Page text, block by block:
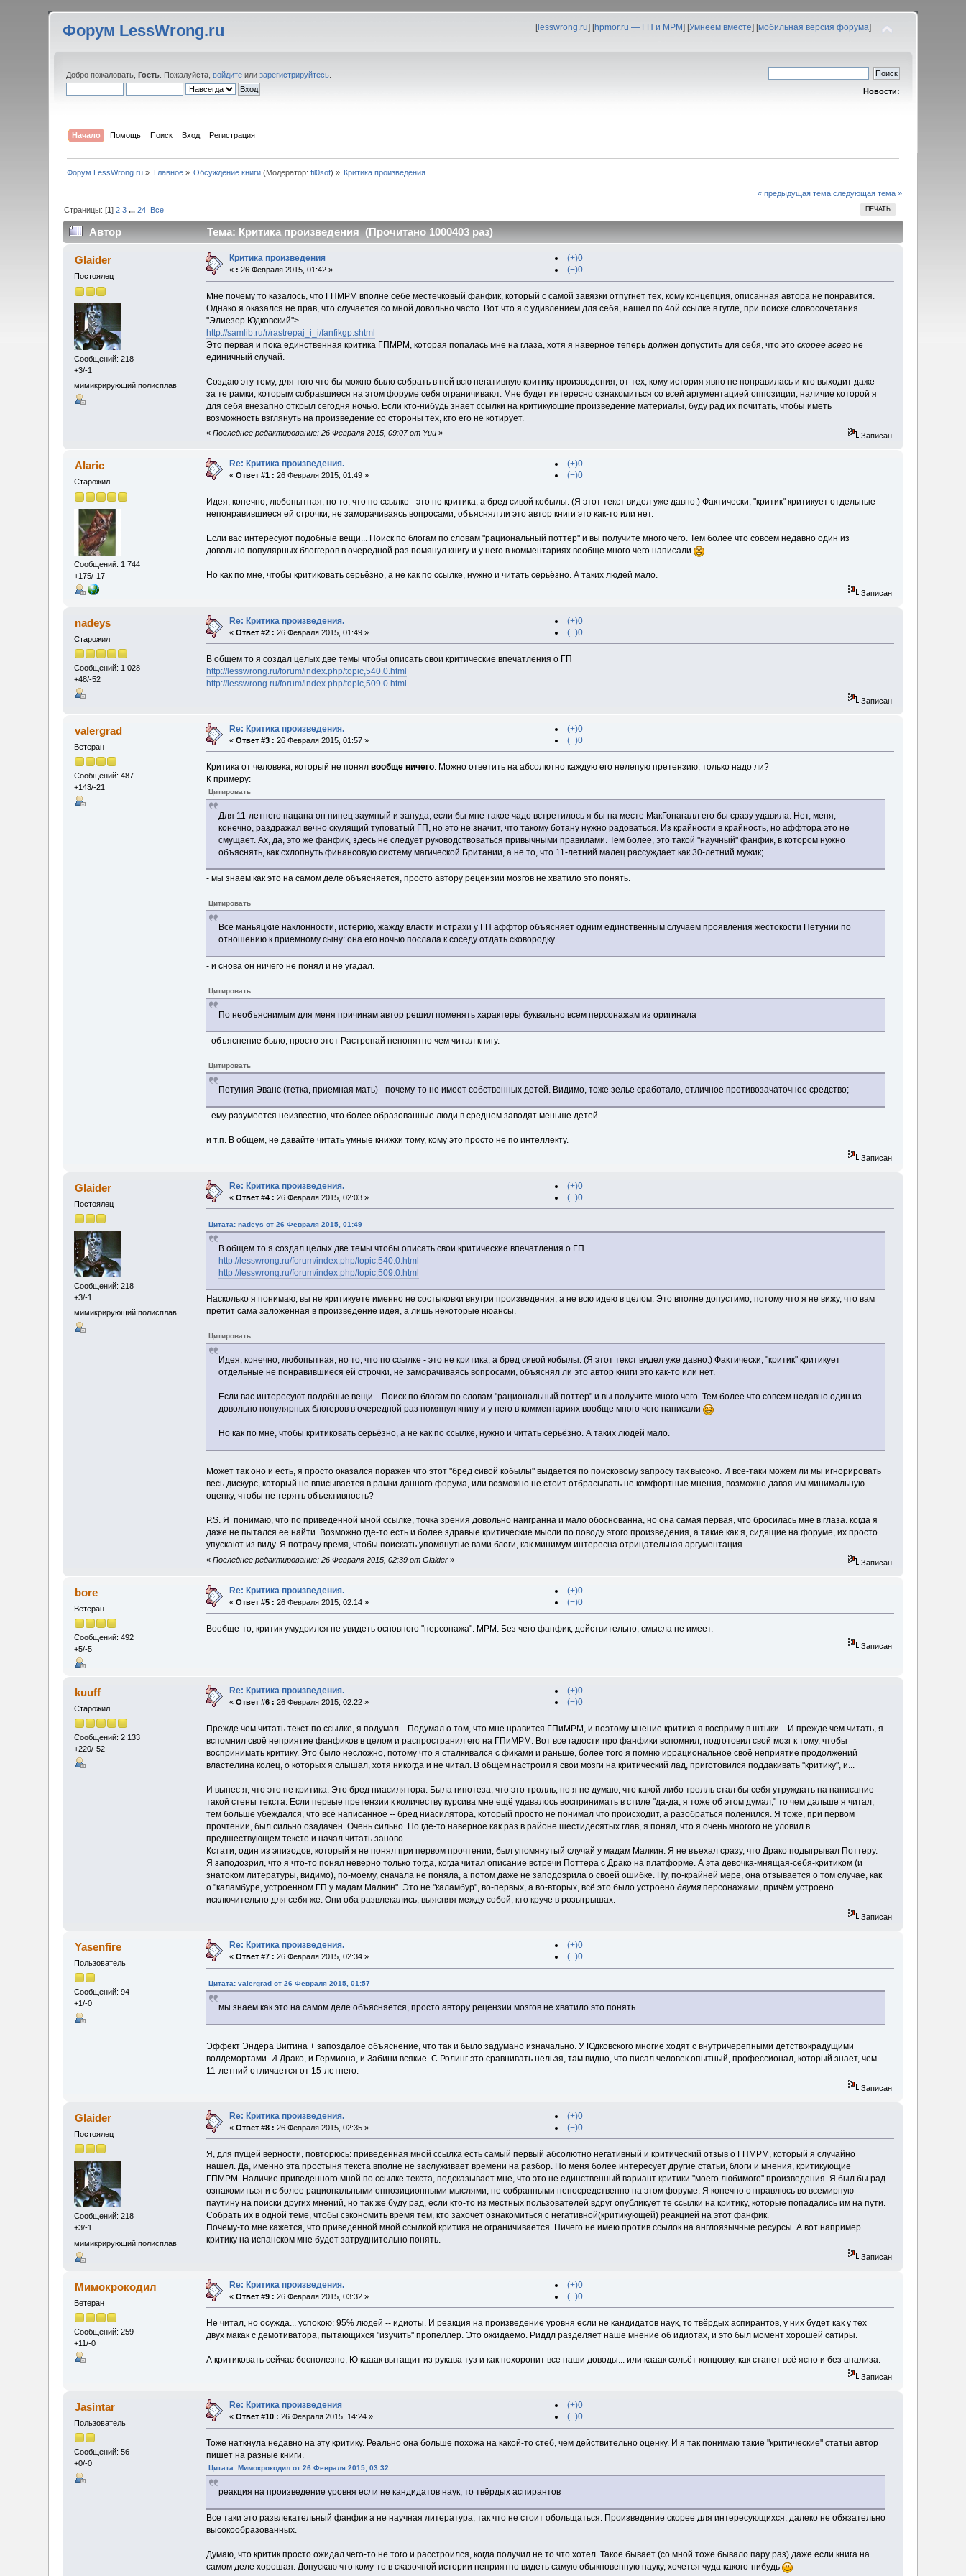
Форум LessWrong.ru [lesswrong.ru] [hpmor.ru — ГП и МРМ] [Умнеем вместе] [мобильная версия форума]
Добро пожаловать,Гость . Пожалуйста,войдите илизарегистрируйтесь
Новости:
Начало Помощь Поиск Вход Регистрация
Форум LessWrong.ru » Главное» Обсуждение книги (Модератор:fil0sof) » Критика произведения
« предыдущая тема следующая тема »
ПЕЧАТЬ
Страницы: [1]2 3 ...24 Все
Автор Тема: Критика произведения (Прочитано 1000403 раз)
Glaider
Постоялец
Сообщений: 218
+3/-1
мимикрирующий полисплав
Критика произведения
« : 26 Февраля 2015, 01:42 »
(+)0
(−)0
Мне почему то казалось, что ГПМРМ вполне себе местечковый фанфик, который с самой завязки отпугнет тех, кому концепция, описанная автора не понравится.
Однако я оказался не прав, что случается со мной довольно часто. Вот что я с удивлением для себя, нашел по 4ой ссылке в гугле, при поиске словосочетания
"Элиезер Юдковский">
http://samlib.ru/r/rastrepaj_i_i/fanfikgp.shtml
Это первая и пока единственная критика ГПМРМ, которая попалась мне на глаза, хотя я наверное теперь должен допустить для себя, что это скорее всегоне
единичный случай.
Создаю эту тему, для того что бы можно было собрать в ней всю негативную критику произведения, от тех, кому история явно не понравилась и кто выходит даже
за те рамки, которым собравшиеся на этом форуме себя ограничивают. Мне будет интересно ознакомиться со всей аргументацией оппозиции, наличие которой я
для себя внезапно открыл сегодня ночью. Если кто-нибудь знает ссылки на критикующие произведение материалы, буду рад их почитать, чтобы иметь
возможность взглянуть на произведение со стороны тех, кто его не котирует.
« Последнее редактирование: 26 Февраля 2015, 09:07 от Yuu» Записан
Alaric
Старожил
Сообщений: 1 744
+175/-17
Re: Критика произведения.
«Ответ #1 : 26 Февраля 2015, 01:49 »
(+)0
(−)0
Идея, конечно, любопытная, но то, что по ссылке - это не критика, а бред сивой кобылы. (Я этот текст видел уже давно.) Фактически, "критик" критикует отдельные
непонравившиеся ей строчки, не заморачиваясь вопросами, объяснял ли это автор книги это как-то или нет.
Если вас интересуют подобные вещи... Поиск по блогам по словам "рациональный поттер" и вы получите много чего. Тем более что совсем недавно один из
довольно популярных блоггеров в очередной раз помянул книгу и у него в комментариях вообще много чего написали
Но как по мне, чтобы критиковать серьёзно, а не как по ссылке, нужно и читать серьёзно. А таких людей мало.
Записан
nadeys
Старожил
Сообщений: 1 028
+48/-52
Re: Критика произведения.
«Ответ #2 : 26 Февраля 2015, 01:49 »
(+)0
(−)0
В общем то я создал целых две темы чтобы описать свои критические впечатления о ГП
http://lesswrong.ru/forum/index.php/topic,540.0.html
http://lesswrong.ru/forum/index.php/topic,509.0.html
Записан
valergrad
Ветеран
Сообщений: 487
+143/-21
Re: Критика произведения.
«Ответ #3 : 26 Февраля 2015, 01:57 »
(+)0
(−)0
Критика от человека, который не понял вообще ничего. Можно ответить на абсолютно каждую его нелепую претензию, только надо ли?
К примеру:
Цитировать
Для 11-летнего пацана он пипец заумный и зануда, если бы мне такое чадо встретилось я бы на месте МакГонагалл его бы сразу удавила. Нет, меня,
конечно, раздражал вечно скулящий туповатый ГП, но это не значит, что такому ботану нужно радоваться. Из крайности в крайность, но аффтора это не
смущает. Ах, да, это же фанфик, здесь не следует руководствоваться привычными правилами. Тем более, это такой "научный" фанфик, в котором нужно
объяснять, как схлопнуть финансовую систему магической Британии, а не то, что 11-летний малец рассуждает как 30-летний мужик;
- мы знаем как это на самом деле объясняется, просто автору рецензии мозгов не хватило это понять.
Цитировать
Все маньяцкие наклонности, истерию, жажду власти и страхи у ГП аффтор объясняет одним единственным случаем проявления жестокости Петунии по
отношению к приемному сыну: она его ночью послала к соседу отдать сковородку.
- и снова он ничего не понял и не угадал.
Цитировать
По необъяснимым для меня причинам автор решил поменять характеры буквально всем персонажам из оригинала
- объяснение было, просто этот Растрепай непонятно чем читал книгу.
Цитировать
Петуния Эванс (тетка, приемная мать) - почему-то не имеет собственных детей. Видимо, тоже зелье сработало, отличное противозачаточное средство;
- ему разумеется неизвестно, что более образованные люди в среднем заводят меньше детей.
и т.п. В общем, не давайте читать умные книжки тому, кому это просто не по интеллекту.
Записан
Glaider
Постоялец
Сообщений: 218
+3/-1
мимикрирующий полисплав
Re: Критика произведения.
«Ответ #4 : 26 Февраля 2015, 02:03 »
(+)0
(−)0
Цитата: nadeys от 26 Февраля 2015, 01:49
В общем то я создал целых две темы чтобы описать свои критические впечатления о ГП
http://lesswrong.ru/forum/index.php/topic,540.0.html
http://lesswrong.ru/forum/index.php/topic,509.0.html
Насколько я понимаю, вы не критикуете именно не состыковки внутри произведения, а не всю идею в целом. Это вполне допустимо, потому что я не вижу, что вам
претит сама заложенная в произведение идея, а лишь некоторые нюансы.
Цитировать
Идея, конечно, любопытная, но то, что по ссылке - это не критика, а бред сивой кобылы. (Я этот текст видел уже давно.) Фактически, "критик" критикует
отдельные не понравившиеся ей строчки, не заморачиваясь вопросами, объяснял ли это автор книги это как-то или нет.
Если вас интересуют подобные вещи... Поиск по блогам по словам "рациональный поттер" и вы получите много чего. Тем более что совсем недавно один из
довольно популярных блогеров в очередной раз помянул книгу и у него в комментариях вообще много чего написали
Но как по мне, чтобы критиковать серьёзно, а не как по ссылке, нужно и читать серьёзно. А таких людей мало.
Может так оно и есть, я просто оказался поражен что этот "бред сивой кобылы" выдается по поисковому запросу так высоко. И все-таки можем ли мы игнорировать
весь дискурс, который не вписывается в рамки данного форума, или возможно не стоит отбрасывать не комфортные мнения, возможно давая им минимальную
оценку, чтобы не терять объективность?
P.S. Я понимаю, что по приведенной мной ссылке, точка зрения довольно наигранна и мало обоснованна, но она самая первая, что бросилась мне в глаза. когда я
даже не пытался ее найти. Возможно где-то есть и более здравые критические мысли по поводу этого произведения, а такие как я, сидящие на форуме, их просто
упускают из виду. Я потрачу время, чтобы поискать упомянутые вами блоги, как минимум интересна отрицательная аргументация.
« Последнее редактирование: 26 Февраля 2015, 02:39 от Glaider» Записан
bore
Ветеран
Сообщений: 492
+5/-5
Re: Критика произведения.
«Ответ #5 : 26 Февраля 2015, 02:14 »
(+)0
(−)0
Вообще-то, критик умудрился не увидеть основного "персонажа": МРМ. Без чего фанфик, действительно, смысла не имеет.
Записан
kuuff
Старожил
Сообщений: 2 133
+220/-52
Re: Критика произведения.
«Ответ #6 : 26 Февраля 2015, 02:22 »
(+)0
(−)0
Прежде чем читать текст по ссылке, я подумал... Подумал о том, что мне нравится ГПиМРМ, и поэтому мнение критика я восприму в штыки... И прежде чем читать, я
вспомнил своё неприятие фанфиков в целом и распространил его на ГПиМРМ. Вот все гадости про фанфики вспомнил, подготовил свой мозг к тому, чтобы
воспринимать критику. Это было несложно, потому что я сталкивался с фиками и раньше, более того я помню иррациональное своё неприятие продолжений
властелина колец, о которых я слышал, хотя никогда и не читал. В общем настроил я свои мозги на критический лад, приготовился поддакивать "критику", и...
И вынес я, что это не критика. Это бред ниасилятора. Была гипотеза, что это тролль, но я не думаю, что какой-либо тролль стал бы себя утруждать на написание
такой стены текста. Если первые претензии к количеству курсива мне ещё удавалось воспринимать в стиле "да-да, я тоже об этом думал," то чем дальше я читал,
тем больше убеждался, что всё написанное -- бред ниасилятора, который просто не понимал что происходит, а разобраться поленился. Я тоже, при первом
прочтении, был сильно озадачен. Очень сильно. Но где-то наверное как раз в районе шестидесятых глав, я понял, что я очень многого не уловил в
предшествующем тексте и начал читать заново.
Кстати, один из эпизодов, который я не понял при первом прочтении, был упомянутый случай у мадам Малкин. Я не въехал сразу, что Драко подыгрывал Поттеру.
Я заподозрил, что я что-то понял неверно только тогда, когда читал описание встречи Поттера с Драко на платформе. А эта девочка-мнящая-себя-критиком (и
знатоком литературы, видимо), по-моему, сначала не поняла, а потом даже не заподозрила о своей ошибке. Ну, по-крайней мере, она отзывается о том случае, как
о "каламбуре, устроенном ГП у мадам Малкин". Это не "каламбур", во-первых, а во-вторых, всё это было устроено двумяперсонажами, причём устроено
исключительно для себя же. Они оба развлекались, выясняя между собой, кто круче в розыгрышах.
Записан
Yasenfire
Пользователь
Сообщений: 94
+1/-0
Re: Критика произведения.
«Ответ #7 : 26 Февраля 2015, 02:34 »
(+)0
(−)0
Цитата: valergrad от 26 Февраля 2015, 01:57
мы знаем как это на самом деле объясняется, просто автору рецензии мозгов не хватило это понять.
Эффект Эндера Виггина + запоздалое объяснение, что так и было задумано изначально. У Юдковского многие ходят с внутричерепными детствокрадущими
волдемортами. И Драко, и Гермиона, и Забини всякие. С Ролинг это сравнивать нельзя, там видно, что писал человек опытный, профессионал, который знает, чем
11-летний отличается от 15-летнего.
Записан
Glaider
Постоялец
Сообщений: 218
+3/-1
мимикрирующий полисплав
Re: Критика произведения.
«Ответ #8 : 26 Февраля 2015, 02:35 »
(+)0
(−)0
Я, для пущей верности, повторюсь: приведенная мной ссылка есть самый первый абсолютно негативный и критический отзыв о ГПМРМ, который я случайно
нашел. Да, именно эта простыня текста вполне не заслуживает времени на разбор. Но меня более интересует другие статьи, блоги и мнения, критикующие
ГПМРМ. Наличие приведенного мной по ссылке текста, подсказывает мне, что это не единственный вариант критики "моего любимого" произведения. Я был бы рад
ознакомиться и с более рациональными оппозиционными мыслями, не собранными непосредственно на этом форуме. Я конечно отправлюсь во всемирную
паутину на поиски других мнений, но так же буду рад, если кто-то из местных пользователей вдруг опубликует те ссылки на критику, которые попадались им на пути.
Собрать их в одной теме, чтобы сэкономить время тем, кто захочет ознакомиться с негативной(критикующей) реакцией на этот фанфик.
Почему-то мне кажется, что приведенной мной ссылкой критика не ограничивается. Ничего не имею против ссылок на англоязычные ресурсы. А вот например
критику на испанском мне будет затруднительно понять.
Записан
Мимокрокодил
Ветеран
Сообщений: 259
+11/-0
Re: Критика произведения.
«Ответ #9 : 26 Февраля 2015, 03:32 »
(+)0
(−)0
Не читал, но осужда... успокою: 95% людей -- идиоты. И реакция на произведение уровня если не кандидатов наук, то твёрдых аспирантов, у них будет как у тех
двух макак с демотиватора, пытающихся "изучить" пропеллер. Это ожидаемо. Риддл разделяет наше мнение об идиотах, и это был момент хорошей сатиры.
А критиковать сейчас бесполезно, Ю кааак вытащит из рукава туз и как похоронит все наши доводы... или кааак сольёт концовку, как станет всё ясно и без анализа.
Записан
Jasintar
Пользователь
Сообщений: 56
+0/-0
Re: Критика произведения
«Ответ #10 : 26 Февраля 2015, 14:24 »
(+)0
(−)0
Тоже наткнула недавно на эту критику. Реально она больше похожа на какой-то стеб, чем действительно оценку. И я так понимаю такие "критические" статьи автор
пишет на разные книги.
Цитата: Мимокрокодил от 26 Февраля 2015, 03:32
реакция на произведение уровня если не кандидатов наук, то твёрдых аспирантов
Все таки это развлекательный фанфик а не научная литература, так что не стоит обольщаться. Произведение скорее для интересующихся, далеко не обязательно
высокообразованных.
Думаю, что критик просто ожидал чего-то не того и расстроился, когда получил не то что хотел. Такое бывает (со мной тоже бывало пару раз) даже если книга на
самом деле хорошая. Допускаю что кому-то в сказочной истории неприятно видеть самую обыкновенную науку, хочется чуда какого-нибудь